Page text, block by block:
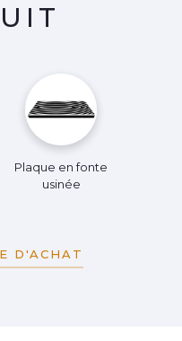
Plaque en fonte
usinée
D'ACHAT